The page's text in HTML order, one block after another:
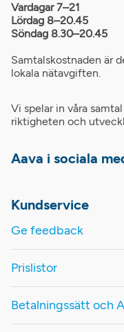
Vardagar 7–21
Lördag 8–20.45
Söndag 8.30–20.45
Samtalskostnaden är
lokala nätavgiften.
Vi spelar in våra
riktigheten och
Aava i sociala
Kundservice
Ge feedback
Prislistor
Betalningssätt och